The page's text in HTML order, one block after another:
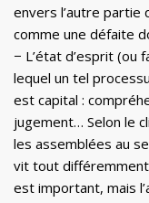
envers l’autre partie
comme une défaite
− L’état d’esprit (ou
lequel un tel
est capital :
jugement… Selon le
les assemblées au
vit tout
est important, mais